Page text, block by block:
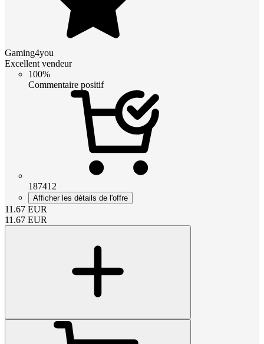
Gaming4you
Excellent vendeur
100%
Commentaire positif
187412
Afficher les détails de l'offre
11.67 EUR
11.67 EUR